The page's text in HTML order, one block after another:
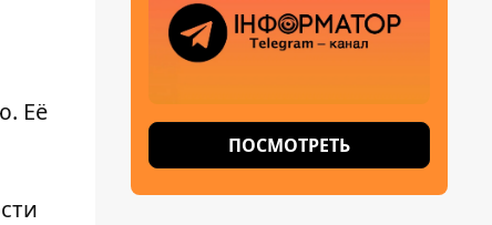
. Её
ПОСМОТРЕТЬ